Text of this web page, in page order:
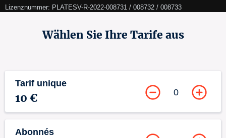
Lizenznummer: PLATESV-R-2022-008731 / 008732 / 008733
Wählen Sie Ihre Tarife aus
Tarif unique
10 € 0
Abonnés